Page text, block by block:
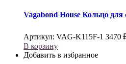
Vagabond House Кольцо для
Артикул: VAG-K115F-1 3470
В корзину
Добавить в избранное